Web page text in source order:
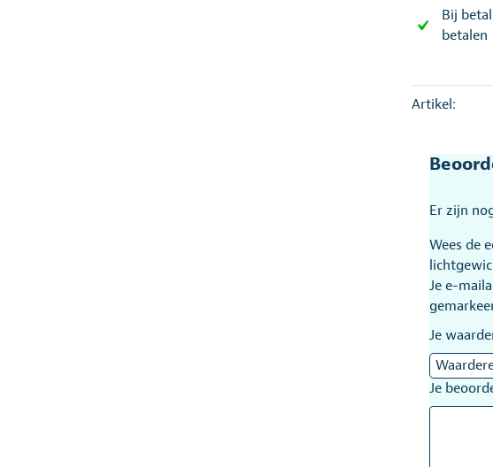
Bij
betalen
Artikel:
Er zijn
Wees de
Je e-
Je
Je